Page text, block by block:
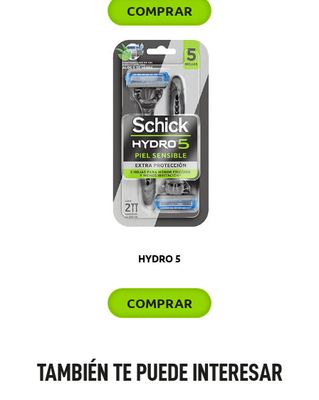
COMPRAR
HYDRO 5
COMPRAR
TAMBIÉN TE PUEDE INTERESAR